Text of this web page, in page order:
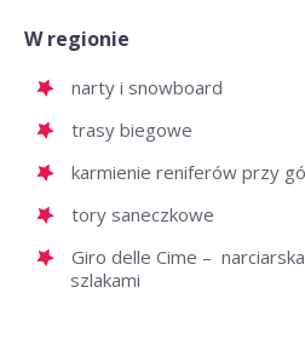
W regionie
narty i snowboard
trasy biegowe
karmienie reniferów przy
tory saneczkowe
Giro delle Cime –
szlakami